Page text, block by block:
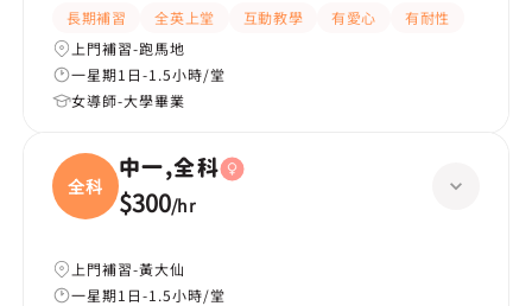
長期補習 全英上堂 互動教學 有愛心
有耐性
上門補習-跑馬地
一星期1日-1.5小時/堂
女導師-大學畢業
全科
中一,全科
$300/hr
上門補習-黃大仙
一星期1日-1.5小時/堂